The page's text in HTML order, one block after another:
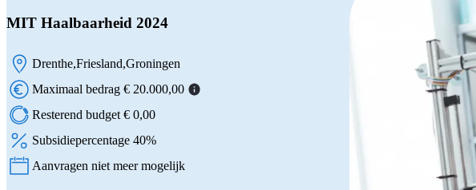
MIT Haalbaarheid 2024
Locatie:
Drenthe Friesland Groningen
Maximaal bedrag € 20.000,00
Resterend budget € 0,00
Subsidiepercentage 40%
Status:
Aanvragen niet meer mogelijk